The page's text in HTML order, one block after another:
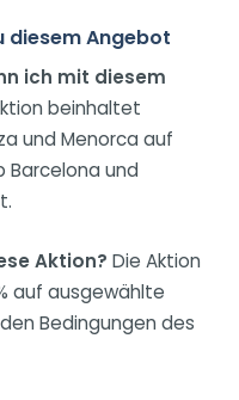
diesem Angebot
ich mit diesem
beinhaltet
und Menorca auf
Barcelona und
Aktion? Die Aktion
auf ausgewählte
Bedingungen des